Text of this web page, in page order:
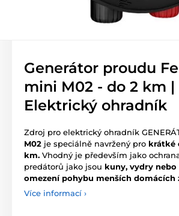
Generátor proudu
mini M02 - do 2 km |
Elektrický ohradník
Zdroj pro elektrický ohradník
M02 je speciálně navržený pro krátké
km. Vhodný je především jako
predátorů jako jsou kuny, vydry nebo
omezení pohybu menších domácích
Více informací ›